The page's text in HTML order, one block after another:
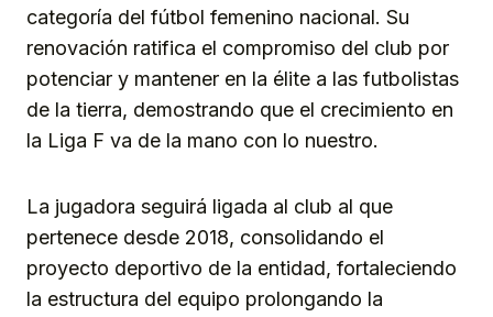
categoría del fútbol femenino nacional. Su
renovación ratifica el compromiso del club por
potenciar y mantener en la élite a las futbolistas
de la tierra, demostrando que el crecimiento en
la Liga F va de la mano con lo nuestro.
La jugadora seguirá ligada al club al que
pertenece desde 2018, consolidando el
proyecto deportivo de la entidad, fortaleciendo
la estructura del equipo prolongando la